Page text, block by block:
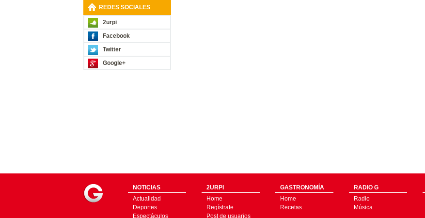
REDES SOCIALES
2urpi
Facebook
Twitter
Google+
NOTICIAS
Actualidad
Deportes
Espectáculos
2URPI
Home
Regístrate
Post de usuarios
GASTRONOMÍA
Home
Recetas
RADIO G
Radio
Música